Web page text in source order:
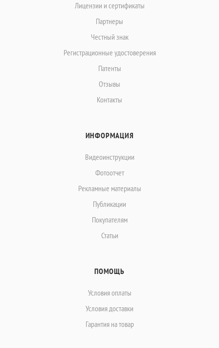
Лицензии и сертификаты
Партнеры
Честный знак
Регистрационные удостоверения
Патенты
Отзывы
Контакты
ИНФОРМАЦИЯ
Видеоинструкции
Фотоотчет
Рекламные материалы
Публикации
Покупателям
Статьи
ПОМОЩЬ
Условия оплаты
Условия доставки
Гарантия на товар